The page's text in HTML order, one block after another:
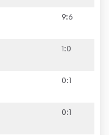
9:6
1:0
0:1
0:1